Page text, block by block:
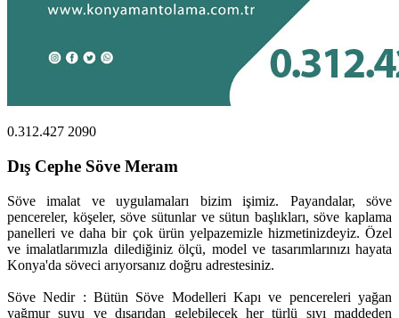
0.312.427 2090
Dış Cephe Söve Meram
Söve imalat ve uygulamaları bizim işimiz. Payandalar, söve
pencereler, köşeler, söve sütunlar ve sütun başlıkları, söve kaplama
panelleri ve daha bir çok ürün yelpazemizle hizmetinizdeyiz. Özel
ve imalatlarımızla dilediğiniz ölçü, model ve tasarımlarınızı hayata
Konya'da söveci arıyorsanız doğru adrestesiniz.
Söve Nedir : Bütün Söve Modelleri Kapı ve pencereleri yağan
yağmur suyu ve dışarıdan gelebilecek her türlü sıvı maddeden